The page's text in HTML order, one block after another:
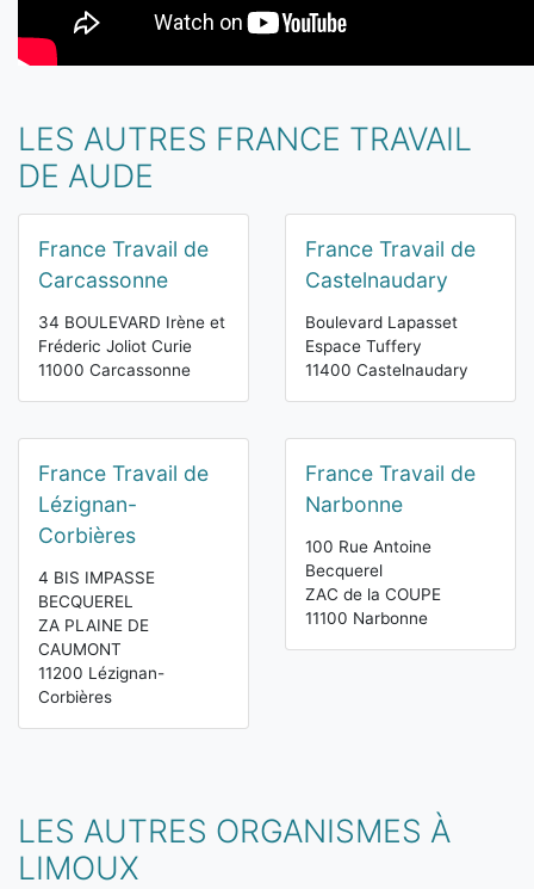
LES AUTRES FRANCE TRAVAIL
DE AUDE
France Travail de
Carcassonne
34 BOULEVARD Irène et
Fréderic Joliot Curie
11000 Carcassonne
France Travail de
Castelnaudary
Boulevard Lapasset
Espace Tuffery
11400 Castelnaudary
France Travail de
Lézignan-
Corbières
4 BIS IMPASSE
BECQUEREL
ZA PLAINE DE
CAUMONT
11200 Lézignan-
Corbières
France Travail de
Narbonne
100 Rue Antoine
Becquerel
ZAC de la COUPE
11100 Narbonne
LES AUTRES ORGANISMES À
LIMOUX